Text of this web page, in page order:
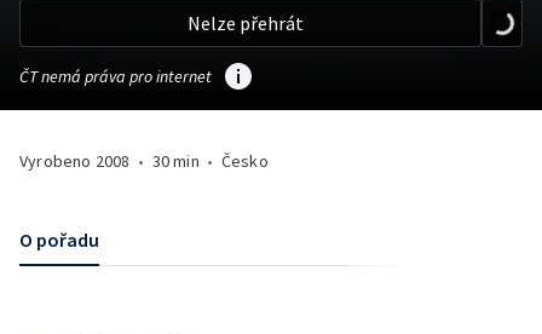
Nelze přehrát
ČT nemá práva pro internet
Vyrobeno 2008 • 30 min • Česko
O pořadu